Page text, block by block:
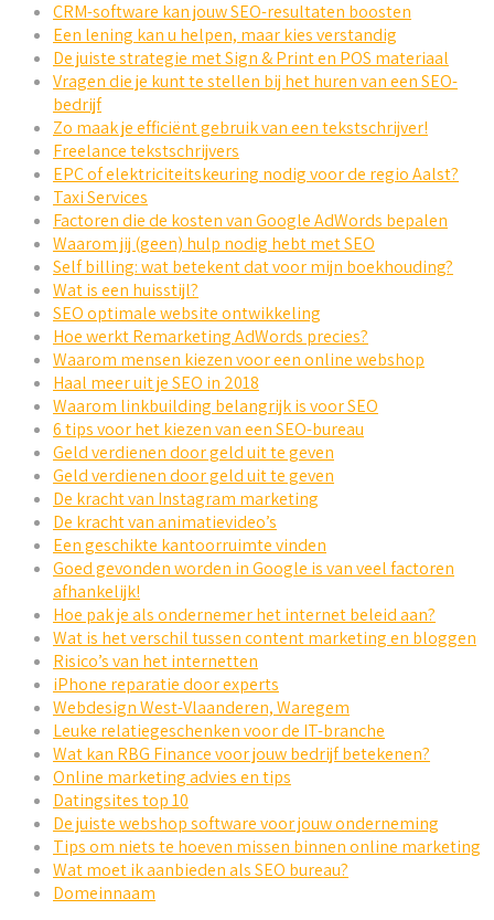
CRM-software kan jouw SEO-resultaten boosten
Een lening kan u helpen, maar kies verstandig
De juiste strategie met Sign & Print en POS materiaal
Vragen die je kunt te stellen bij het huren van een SEO-
bedrijf
Zo maak je efficiënt gebruik van een tekstschrijver!
Freelance tekstschrijvers
EPC of elektriciteitskeuring nodig voor de regio Aalst?
Taxi Services
Factoren die de kosten van Google AdWords bepalen
Waarom jij (geen) hulp nodig hebt met SEO
Self billing: wat betekent dat voor mijn boekhouding?
Wat is een huisstijl?
SEO optimale website ontwikkeling
Hoe werkt Remarketing AdWords precies?
Waarom mensen kiezen voor een online webshop
Haal meer uit je SEO in 2018
Waarom linkbuilding belangrijk is voor SEO
6 tips voor het kiezen van een SEO-bureau
Geld verdienen door geld uit te geven
Geld verdienen door geld uit te geven
De kracht van Instagram marketing
De kracht van animatievideo’s
Een geschikte kantoorruimte vinden
Goed gevonden worden in Google is van veel factoren
afhankelijk!
Hoe pak je als ondernemer het internet beleid aan?
Wat is het verschil tussen content marketing en bloggen
Risico’s van het internetten
iPhone reparatie door experts
Webdesign West-Vlaanderen, Waregem
Leuke relatiegeschenken voor de IT-branche
Wat kan RBG Finance voor jouw bedrijf betekenen?
Online marketing advies en tips
Datingsites top 10
De juiste webshop software voor jouw onderneming
Tips om niets te hoeven missen binnen online marketing
Wat moet ik aanbieden als SEO bureau?
Domeinnaam